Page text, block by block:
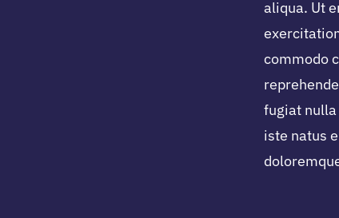
aliqua. Ut
commodo
fugiat
iste natus